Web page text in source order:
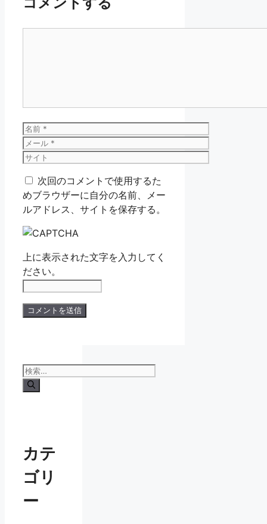
名
前
メ
ー
サ
ト 次回のコメントで使用するた
めブラウザーに自分の名前、メー
ルアドレス、サイトを保存する。
上に表示された文字を入力してく
ださい。
検
索:
カテ
ゴリ
ー